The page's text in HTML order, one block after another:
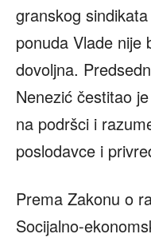
granskog
ponuda Vlade nije
dovoljna.
Nenezić čestitao
na podršci i
poslodavce i
Prema Zakonu o
Socijalno-